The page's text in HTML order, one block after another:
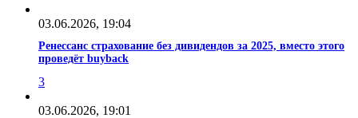
03.06.2026, 19:04
Ренессанс страхование без дивидендов за 2025, вместо этого
проведёт buyback
3
03.06.2026, 19:01